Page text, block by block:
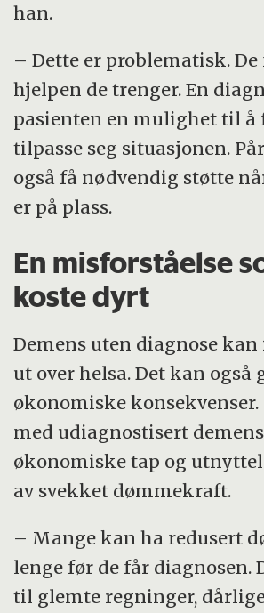
han.
– Dette er problematisk.
hjelpen de trenger. En
pasienten en mulighet til å
tilpasse seg situasjonen.
også få nødvendig støtte
er på plass.
En misforståelse
koste dyrt
Demens uten diagnose
ut over helsa. Det kan også
økonomiske konsekvenser.
med udiagnostisert
økonomiske tap og
av svekket dømmekraft.
– Mange kan ha redusert
lenge før de får diagnosen.
til glemte regninger,